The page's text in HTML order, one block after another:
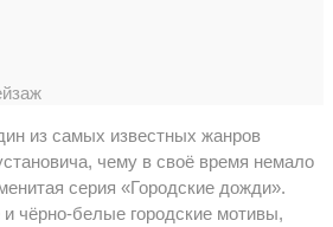
из самых известных жанров
чему в своё время немало
серия «Городские дожди».
чёрно-белые городские мотивы,